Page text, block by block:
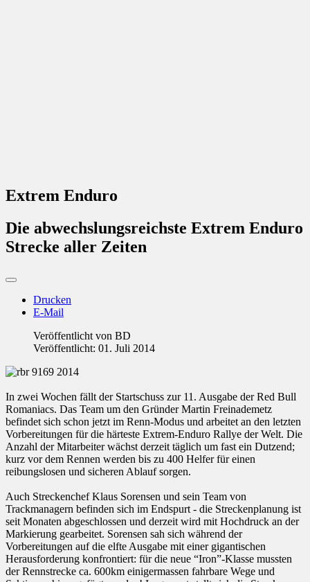
Extrem Enduro
Die abwechslungsreichste Extrem Enduro
Strecke aller Zeiten
Drucken
E-Mail
Veröffentlicht von BD
Veröffentlicht: 01. Juli 2014
In zwei Wochen fällt der Startschuss zur 11. Ausgabe der Red Bull
Romaniacs. Das Team um den Gründer Martin Freinademetz
befindet sich schon jetzt im Renn-Modus und arbeitet an den letzten
Vorbereitungen für die härteste Extrem-Enduro Rallye der Welt. Die
Anzahl der Mitarbeiter wächst derzeit täglich um fast ein Dutzend;
kurz vor dem Rennen werden bis zu 400 Helfer für einen
reibungslosen und sicheren Ablauf sorgen.
Auch Streckenchef Klaus Sorensen und sein Team von
Trackmanagern befinden sich im Endspurt - die Streckenplanung ist
seit Monaten abgeschlossen und derzeit wird mit Hochdruck an der
Markierung gearbeitet. Sorensen sah sich während der
Vorbereitungen auf die elfte Ausgabe mit einer gigantischen
Herausforderung konfrontiert: für die neue “Iron”-Klasse mussten
der Rennstrecke ca. 600km einigermassen fahrbare Wege und